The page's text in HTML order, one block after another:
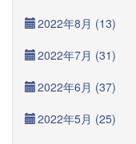
2022年8月 (13)
2022年7月 (31)
2022年6月 (37)
2022年5月 (25)